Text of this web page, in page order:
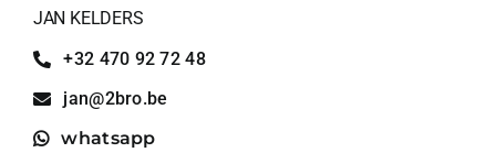
JAN KELDERS
+32 470 92 72 48
jan@2bro.be
whatsapp